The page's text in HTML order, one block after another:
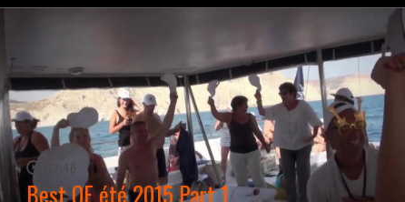
02:46
Best OF été 2015 Part 1